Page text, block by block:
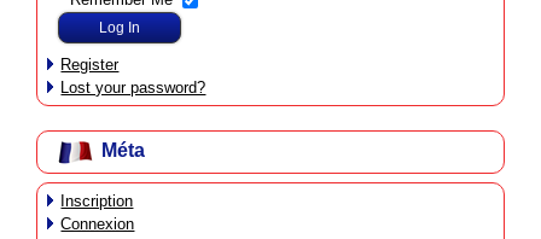
Register
Lost your password?
Méta
Inscription
Connexion